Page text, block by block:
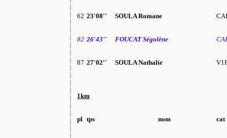
62 23'08'' SOULA Romane
82 26'43'' FOUCAT Ségolène
87 27'02'' SOULA Nathalie
1km
pl tps nom cat